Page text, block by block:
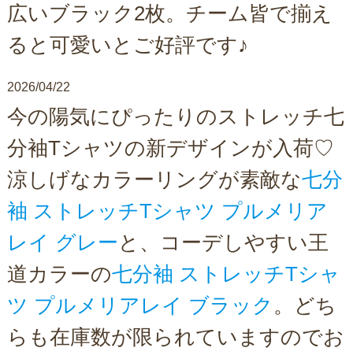
広いブラック2枚。チーム皆で揃え
ると可愛いとご好評です♪
2026/04/22
今の陽気にぴったりのストレッチ七
分袖Tシャツの新デザインが入荷♡
涼しげなカラーリングが素敵な七分
袖 ストレッチTシャツ プルメリア
レイ グレー と、コーデしやすい王
道カラーの七分袖 ストレッチTシャ
ツ プルメリアレイ ブラック 。どち
らも在庫数が限られていますのでお